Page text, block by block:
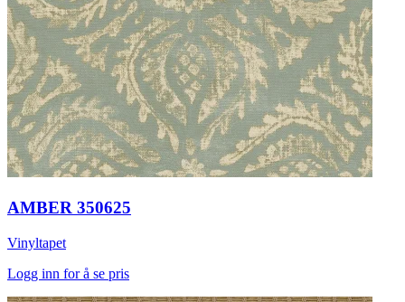
AMBER 350625
Vinyltapet
Logg inn for å se pris